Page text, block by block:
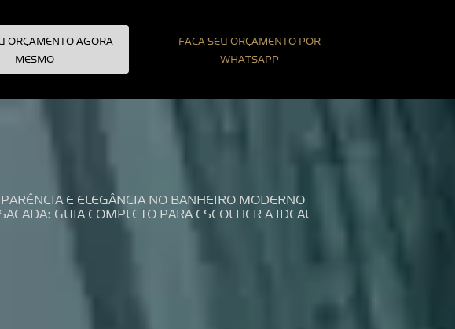
ORÇAMENTO AGORA
MESMO
FAÇA SEU ORÇAMENTO POR
WHATSAPP
E ELEGÂNCIA NO BANHEIRO MODERNO
GUIA COMPLETO PARA ESCOLHER A IDEAL